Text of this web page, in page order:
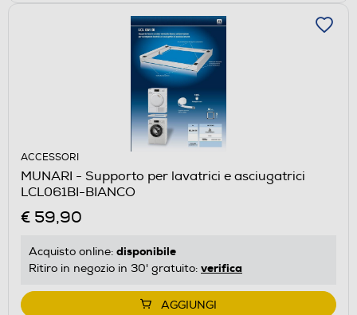
ACCESSORI
MUNARI - Supporto per lavatrici e asciugatrici
LCL061BI-BIANCO
€ 59,90
Acquisto online: disponibile
Ritiro in negozio in 30' gratuito: verifica
AGGIUNGI